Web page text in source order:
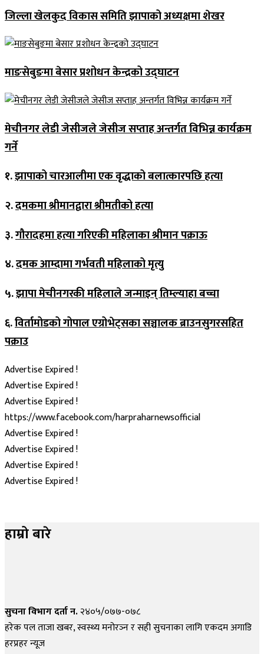
जिल्ला खेलकुद विकास समिति झापाको अध्यक्षमा शेखर
माङसेबुङमा बेसार प्रशोधन केन्द्रको उद्घाटन
मेचीनगर लेडी जेसीजले जेसीज सप्ताह अन्तर्गत विभिन्न कार्यक्रम
गर्ने
१.झापाको चारआलीमा एक वृद्धाको बलात्कारपछि हत्या
२.दमकमा श्रीमानद्वारा श्रीमतीको हत्या
३.गौरादहमा हत्या गरिएकी महिलाका श्रीमान पक्राऊ
४.दमक आम्दामा गर्भवती महिलाको मृत्यु
५.झापा मेचीनगरकी महिलाले जन्माइन् तिम्ल्याहा बच्चा
६.विर्तामोडको गोपाल एग्रोभेट्सका सञ्चालक ब्राउनसुगरसहित
पक्राउ
Advertise Expired !
Advertise Expired !
Advertise Expired !
https://www.facebook.com/harpraharnewsofficial
Advertise Expired !
Advertise Expired !
Advertise Expired !
Advertise Expired !
हाम्रो बारे
सुचना विभाग दर्ता न.२४०५/०७७-०७८
हरेक पल ताजा खबर, स्वस्थ्य मनोरञ्न र सही सुचनाका लागि एकदम अगाडि
हरप्रहर न्यूज